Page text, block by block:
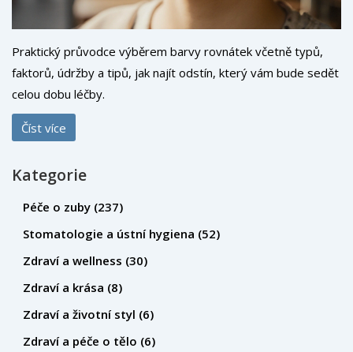
Praktický průvodce výběrem barvy rovnátek včetně typů,
faktorů, údržby a tipů, jak najít odstín, který vám bude sedět
celou dobu léčby.
Číst více
Kategorie
Péče o zuby (237)
Stomatologie a ústní hygiena (52)
Zdraví a wellness (30)
Zdraví a krása (8)
Zdraví a životní styl (6)
Zdraví a péče o tělo (6)